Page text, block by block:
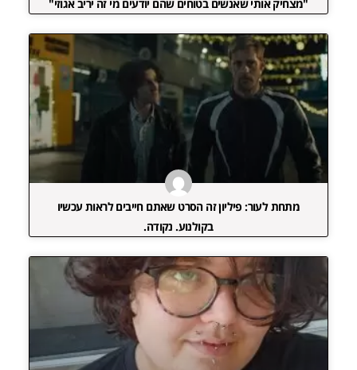
"מצחיק אותי שאנשים בטוחים שהם יודעים מי זה יריב אגוזי"
מתחת לעור: פיליון זה הסרט שאתם חייבים לראות עכשיו
בקולנוע. נקודה.